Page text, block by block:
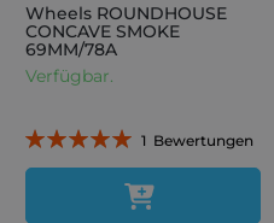
Wheels ROUNDHOUSE
CONCAVE SMOKE
69MM/78A
Verfügbar.
Bewertung:
1 Bewertungen